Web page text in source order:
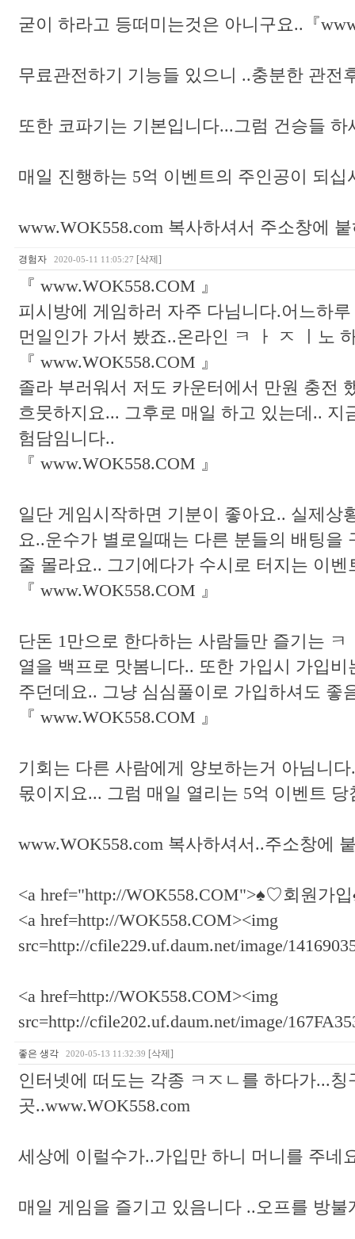
굳이 하라고 등떠미는것은 아니구요..『
무료관전하기 기능들 있으니 ..충분한 관전
또한 코파기는 기본입니다...그럼 건승들 하
매일 진행하는 5억 이벤트의 주인공이 되십
www.WOK558.com 복사하셔서 주소창에
경험자 2020-05-11 11:05:27 [삭제]
『 www.WOK558.COM 』
피시방에 게임하러 자주 다님니다.어느하
먼일인가 가서 봤죠..온라인 ㅋ ㅏ ㅈ ㅣ노
『 www.WOK558.COM 』
졸라 부러워서 저도 카운터에서 만원 충전
흐뭇하지요... 그후로 매일 하고 있는데..
험담임니다..
『 www.WOK558.COM 』
일단 게임시작하면 기분이 좋아요.. 실제
요..운수가 별로일때는 다른 분들의 배팅을
줄 몰라요.. 그기에다가 수시로 터지는 이벤
『 www.WOK558.COM 』
단돈 1만으로 한다하는 사람들만 즐기는
열을 백프로 맛봄니다.. 또한 가입시 가입
주던데요.. 그냥 심심풀이로 가입하셔도 좋
『 www.WOK558.COM 』
기회는 다른 사람에게 양보하는거 아님니
몫이지요... 그럼 매일 열리는 5억 이벤트
www.WOK558.com 복사하셔서..주소창에
<a href="http://WOK558.COM">♠♡회원가
<a href=http://WOK558.COM><img
src=http://cfile229.uf.daum.net/image/
<a href=http://WOK558.COM><img
src=http://cfile202.uf.daum.net/image/
좋은 생각 2020-05-13 11:32:39 [삭제]
인터넷에 떠도는 각종 ㅋㅈㄴ를 하다가...
곳..www.WOK558.com
세상에 이럴수가..가입만 하니 머니를 주네
매일 게임을 즐기고 있음니다 ..오프를 방